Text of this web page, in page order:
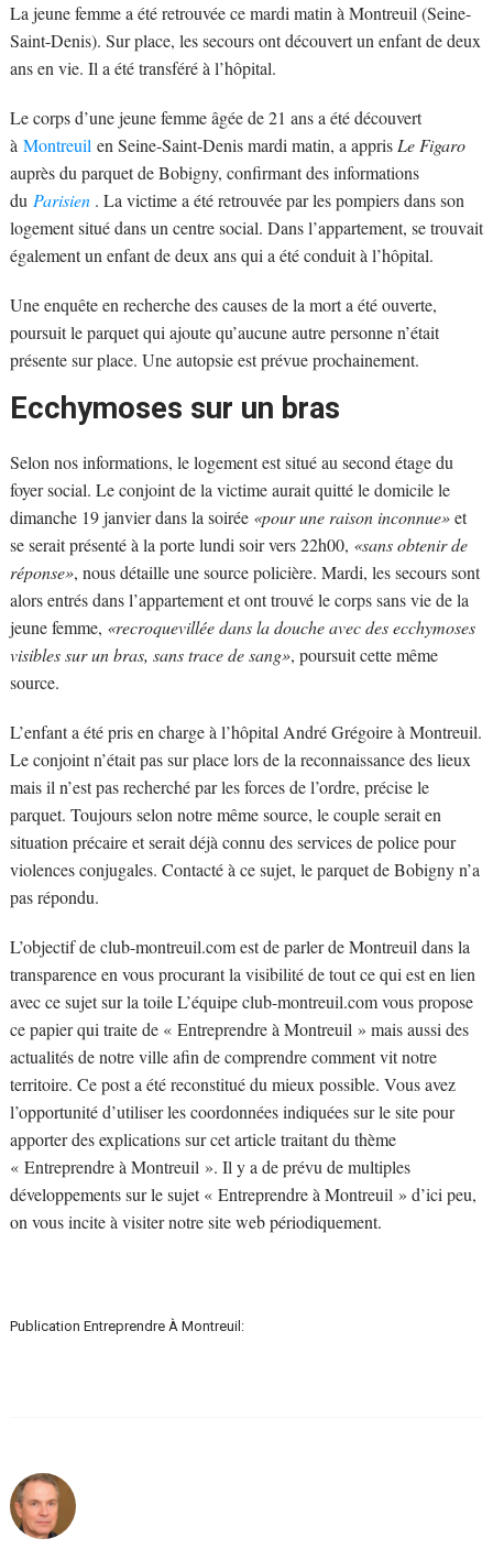
La jeune femme a été retrouvée ce mardi matin à Montreuil (Seine-
Saint-Denis). Sur place, les secours ont découvert un enfant de deux
ans en vie. Il a été transféré à l’hôpital.
Le corps d’une jeune femme âgée de 21 ans a été découvert
à Montreuil en Seine-Saint-Denis mardi matin, a apprisLe Figaro
auprès du parquet de Bobigny, confirmant des informations
du Parisien. La victime a été retrouvée par les pompiers dans son
logement situé dans un centre social. Dans l’appartement, se trouvait
également un enfant de deux ans qui a été conduit à l’hôpital.
Une enquête en recherche des causes de la mort a été ouverte,
poursuit le parquet qui ajoute qu’aucune autre personne n’était
présente sur place. Une autopsie est prévue prochainement.
Ecchymoses sur un bras
Selon nos informations, le logement est situé au second étage du
foyer social. Le conjoint de la victime aurait quitté le domicile le
dimanche 19 janvier dans la soirée «pour une raison inconnue»et
se serait présenté à la porte lundi soir vers 22h00, «sans obtenir de
réponse», nous détaille une source policière. Mardi, les secours sont
alors entrés dans l’appartement et ont trouvé le corps sans vie de la
jeune femme, «recroquevillée dans la douche avec des ecchymoses
visibles sur un bras, sans trace de sang», poursuit cette même
source.
L’enfant a été pris en charge à l’hôpital André Grégoire à Montreuil.
Le conjoint n’était pas sur place lors de la reconnaissance des lieux
mais il n’est pas recherché par les forces de l’ordre, précise le
parquet. Toujours selon notre même source, le couple serait en
situation précaire et serait déjà connu des services de police pour
violences conjugales. Contacté à ce sujet, le parquet de Bobigny n’a
pas répondu.
L’objectif de club-montreuil.com est de parler de Montreuil dans la
transparence en vous procurant la visibilité de tout ce qui est en lien
avec ce sujet sur la toile L’équipe club-montreuil.com vous propose
ce papier qui traite de « Entreprendre à Montreuil » mais aussi des
actualités de notre ville afin de comprendre comment vit notre
territoire. Ce post a été reconstitué du mieux possible. Vous avez
l’opportunité d’utiliser les coordonnées indiquées sur le site pour
apporter des explications sur cet article traitant du thème
« Entreprendre à Montreuil ». Il y a de prévu de multiples
développements sur le sujet « Entreprendre à Montreuil » d’ici peu,
on vous incite à visiter notre site web périodiquement.
Publication Entreprendre À Montreuil: